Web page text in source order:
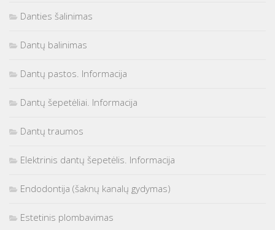
Danties šalinimas
Dantų balinimas
Dantų pastos. Informacija
Dantų šepetėliai. Informacija
Dantų traumos
Elektrinis dantų šepetėlis. Informacija
Endodontija (šaknų kanalų gydymas)
Estetinis plombavimas